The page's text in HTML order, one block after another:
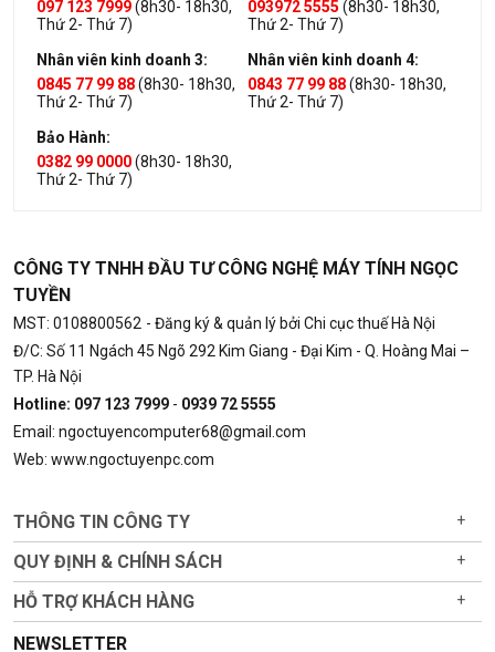
097 123 7999(8h30- 18h30,
Thứ 2- Thứ 7)
093972 5555 (8h30- 18h30,
Thứ 2- Thứ 7)
Nhân viên kinh doanh 3:
0845 77 99 88(8h30- 18h30,
Thứ 2- Thứ 7)
Nhân viên kinh doanh 4:
0843 77 99 88(8h30- 18h30,
Thứ 2- Thứ 7)
Bảo Hành:
0382 99 0000(8h30- 18h30,
Thứ 2- Thứ 7)
CÔNG TY TNHH ĐẦU TƯ CÔNG NGHỆ MÁY TÍNH NGỌC
TUYỀN
MST: 0108800562 - Đăng ký & quản lý bởi Chi cục thuế Hà Nội
Đ/C: Số 11 Ngách 45 Ngõ 292 Kim Giang - Đại Kim - Q. Hoàng Mai –
TP. Hà Nội
Hotline: 097 123 7999 - 0939 72 5555
Email: ngoctuyencomputer68@gmail.com
Web: www.ngoctuyenpc.com
THÔNG TIN CÔNG TY +
QUY ĐỊNH & CHÍNH SÁCH +
HỖ TRỢ KHÁCH HÀNG +
NEWSLETTER